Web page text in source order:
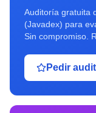
Auditoría gratuita
(Javadex) para
Sin compromiso.
Pedir